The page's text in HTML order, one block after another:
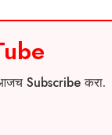
आजच Subscribe करा.